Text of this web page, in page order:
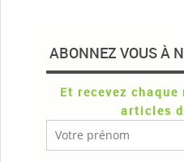
ABONNEZ VOUS À
Et recevez
articles